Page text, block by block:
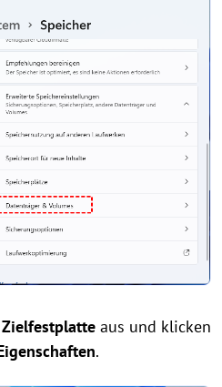
Zielfestplatte aus und klicken
.